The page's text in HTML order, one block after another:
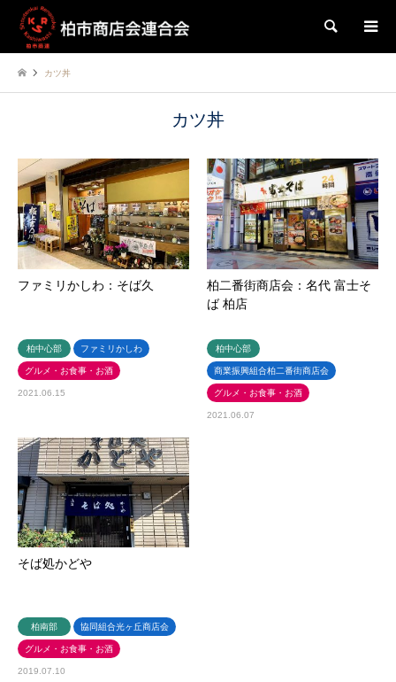
検索
カツ丼
カツ丼
ファミリかしわ：そば久
柏中心部 ファミリかしわ
グルメ・お食事・お酒
2021.06.15
柏二番街商店会：名代 富士そ
ば 柏店
柏中心部
商業振興組合柏二番街商店会
グルメ・お食事・お酒
2021.06.07
そば処かどや
柏南部 協同組合光ヶ丘商店会
グルメ・お食事・お酒
2019.07.10